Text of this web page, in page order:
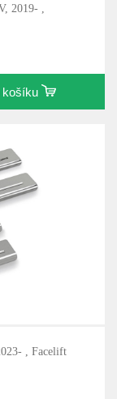
2019- ,
košíku
, Facelift